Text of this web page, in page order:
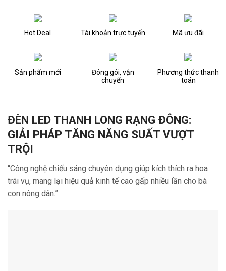
Hot Deal Tài khoản trực tuyến Mã ưu đãi
Sản phẩm mới
Đóng gói, vận
chuyển
Phương thức thanh
toán
ĐÈN LED THANH LONG RẠNG ĐÔNG:
GIẢI PHÁP TĂNG NĂNG SUẤT VƯỢT
TRỘI
“Công nghệ chiếu sáng chuyên dụng giúp kích thích ra hoa
trái vụ, mang lại hiệu quả kinh tế cao gấp nhiều lần cho bà
con nông dân.”